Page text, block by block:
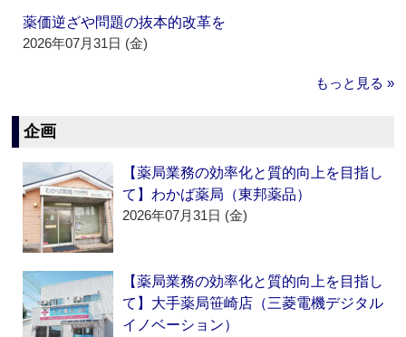
薬価逆ざや問題の抜本的改革を
2026年07月31日 (金)
もっと見る »
企画
【薬局業務の効率化と質的向上を目指し
て】わかば薬局（東邦薬品）
2026年07月31日 (金)
【薬局業務の効率化と質的向上を目指し
て】大手薬局笹崎店（三菱電機デジタル
イノベーション）